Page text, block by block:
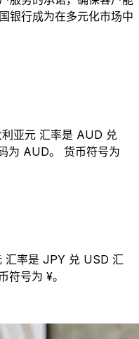
银行成为在多元化市场中
亚元 汇率是 AUD 兑
为 AUD。 货币符号为
汇率是 JPY 兑 USD 汇
号为 ¥。